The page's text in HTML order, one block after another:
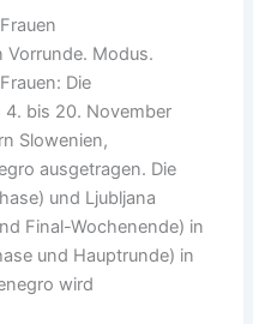
Vorrunde. Modus.
Die
bis 20. November
Slowenien,
ausgetragen. Die
und Ljubljana
Final-Wochenende) in
und Hauptrunde) in
wird